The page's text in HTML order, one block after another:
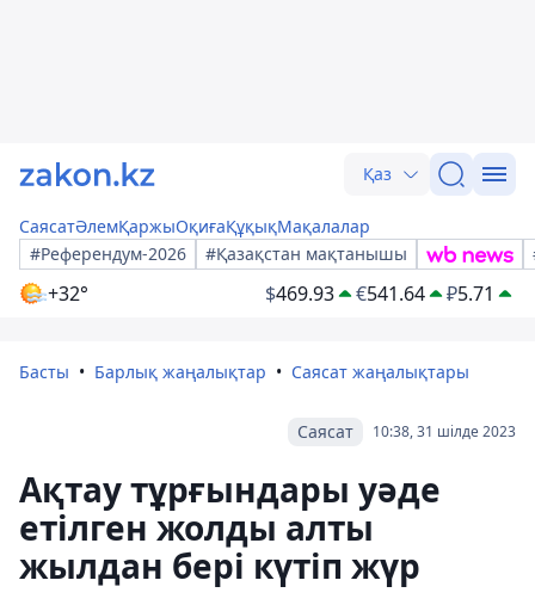
Қаз
СаясатӘлемҚаржыОқиғаҚұқықМақалалар
#Референдум-2026
#Қазақстан мақтанышы
+32° $469.93 €541.64 ₽5.71
Басты Барлық жаңалықтар Саясат жаңалықтары
10:38, 31 шілде 2023
Саясат
Ақтау тұрғындары уәде
етілген жолды алты
жылдан бері күтіп жүр